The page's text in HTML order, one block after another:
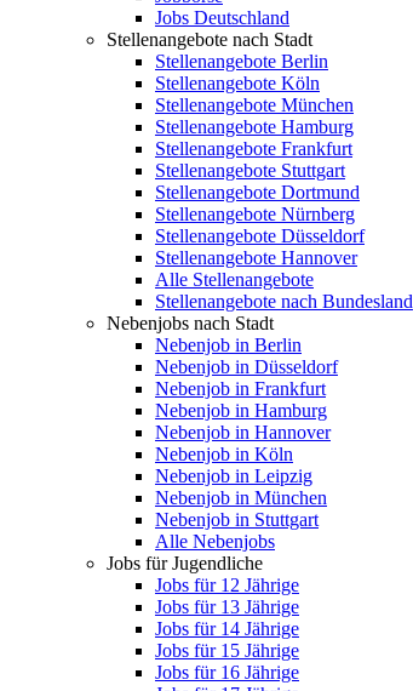
Jobs Deutschland
Stellenangebote nach Stadt
Stellenangebote Berlin
Stellenangebote Köln
Stellenangebote München
Stellenangebote Hamburg
Stellenangebote Frankfurt
Stellenangebote Stuttgart
Stellenangebote Dortmund
Stellenangebote Nürnberg
Stellenangebote Düsseldorf
Stellenangebote Hannover
Alle Stellenangebote
Stellenangebote nach Bundesland
Nebenjobs nach Stadt
Nebenjob in Berlin
Nebenjob in Düsseldorf
Nebenjob in Frankfurt
Nebenjob in Hamburg
Nebenjob in Hannover
Nebenjob in Köln
Nebenjob in Leipzig
Nebenjob in München
Nebenjob in Stuttgart
Alle Nebenjobs
Jobs für Jugendliche
Jobs für 12 Jährige
Jobs für 13 Jährige
Jobs für 14 Jährige
Jobs für 15 Jährige
Jobs für 16 Jährige